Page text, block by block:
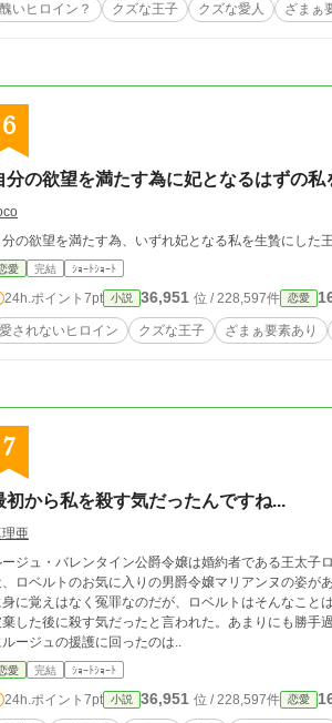
醜いヒロイン？ クズな王子 クズな愛人 ざまぁ
6
分の欲望を満たす為に妃となるはずの私
の欲望を満たす為、いずれ妃となる私を生贄にした
愛 完結 ｼｮｰﾄｼｮｰﾄ
24h.ポイント 7pt 小説 36,951 位 / 228,597件 恋愛
愛されないヒロイン クズな王子 ざまぁ要素あり
7
初から私を殺す気だったんですね...
亜
ジュ・バレンタイン公爵令嬢は婚約者である王太子
ロベルトのお気に入りの男爵令嬢マリアンヌの姿が
に覚えはなく冤罪なのだが、ロベルトはそんなこと
した後に殺す気だったと言われた。あまりにも勝手
ージュの援護に回ったのは..
愛 完結 ｼｮｰﾄｼｮｰﾄ
24h.ポイント 7pt 小説 36,951 位 / 228,597件 恋愛